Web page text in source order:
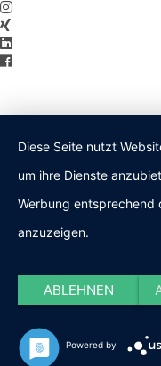
Diese Seite nutzt
um ihre Dienste
Werbung entsprechend
anzuzeigen.
ABLEHNEN
Powered by